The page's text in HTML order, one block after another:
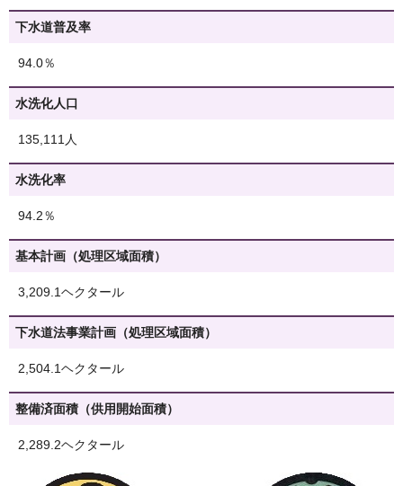
下水道普及率
94.0％
水洗化人口
135,111人
水洗化率
94.2％
基本計画（処理区域面積）
3,209.1ヘクタール
下水道法事業計画（処理区域面積）
2,504.1ヘクタール
整備済面積（供用開始面積）
2,289.2ヘクタール